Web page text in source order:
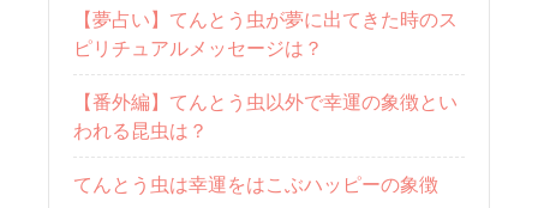
【夢占い】てんとう虫が夢に出てきた時のス
ピリチュアルメッセージは？
【番外編】てんとう虫以外で幸運の象徴とい
われる昆虫は？
てんとう虫は幸運をはこぶハッピーの象徴